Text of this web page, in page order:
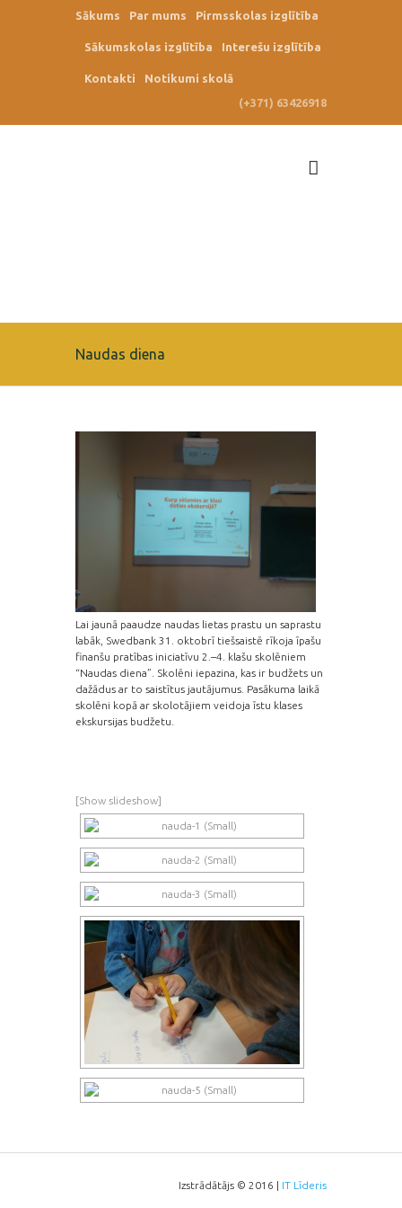
Sākums Par mums Pirmsskolas izglītība
Sākumskolas izglītība Interešu izglītība
Kontakti
Notikumi skolā
(+371) 63426918
Naudas diena
Lai jaunā paaudze naudas lietas prastu un saprastu
labāk, Swedbank 31. oktobrī tiešsaistē rīkoja īpašu
finanšu pratības iniciatīvu 2.–4. klašu skolēniem
“Naudas diena”. Skolēni iepazina, kas ir budžets un
dažādus ar to saistītus jautājumus. Pasākuma laikā
skolēni kopā ar skolotājiem veidoja īstu klases
ekskursijas budžetu.
[Show slideshow]
Izstrādātājs © 2016 | IT Līderis